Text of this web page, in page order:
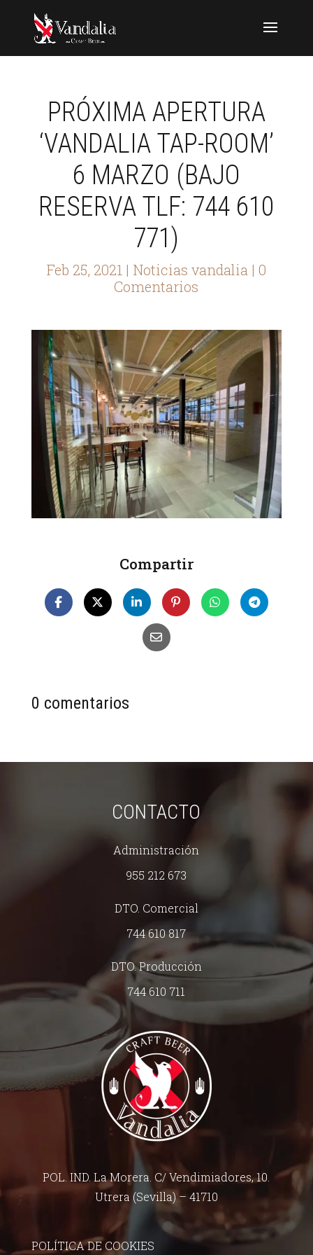
PRÓXIMA APERTURA
‘VANDALIA TAP-ROOM’
6 MARZO (BAJO
RESERVA TLF: 744 610
771)
Feb 25, 2021 | Noticias vandalia | 0
Comentarios
Compartir
0 comentarios
CONTACTO
Administración
955 212 673
DTO. Comercial
744 610 817
DTO. Producción
744 610 711
POL. IND. La Morera. C/ Vendimiadores, 10.
Utrera (Sevilla) – 41710
POLÍTICA DE COOKIES